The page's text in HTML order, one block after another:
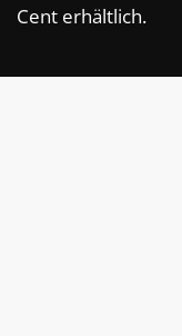
Cent erhältlich.